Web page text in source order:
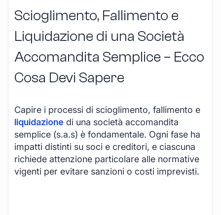
Scioglimento, Fallimento e
Liquidazione di una Società
Accomandita Semplice – Ecco
Cosa Devi Sapere
Capire i processi di scioglimento, fallimento e
liquidazione di una società accomandita
semplice (s.a.s) è fondamentale. Ogni fase ha
impatti distinti su soci e creditori, e ciascuna
richiede attenzione particolare alle normative
vigenti per evitare sanzioni o costi imprevisti.